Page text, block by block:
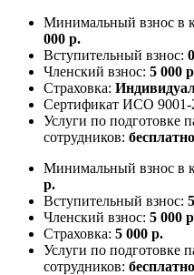
Минимальный взнос в
000 р.
Вступительный взнос:
Членский взнос: 5 000
Страховка:
Сертификат ИСО 9001-
Услуги по подготовке
сотрудников: бесплатно
Минимальный взнос в
р.
Вступительный взнос:
Членский взнос: 5 000
Страховка: 5 000 р.
Услуги по подготовке
сотрудников: бесплатно